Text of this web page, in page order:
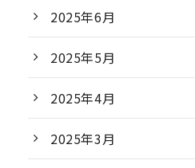
2025年6月
2025年5月
2025年4月
2025年3月